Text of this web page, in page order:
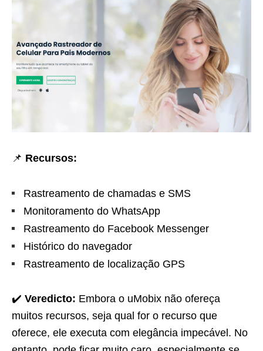
📌 Recursos:
Rastreamento de chamadas e SMS
Monitoramento do WhatsApp
Rastreamento do Facebook Messenger
Histórico do navegador
Rastreamento de localização GPS
✔️ Veredicto: Embora o uMobix não ofereça
muitos recursos, seja qual for o recurso que
oferece, ele executa com elegância impecável. No